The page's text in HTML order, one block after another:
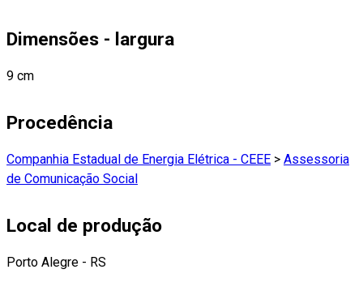
Dimensões - largura
9 cm
Procedência
Companhia Estadual de Energia Elétrica - CEEE > Assessoria
de Comunicação Social
Local de produção
Porto Alegre - RS